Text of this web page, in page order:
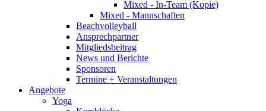
Mixed - In-Team (Kopie)
Mixed - Mannschaften
Beachvolleyball
Ansprechpartner
Mitgliedsbeitrag
News und Berichte
Sponsoren
Termine + Veranstaltungen
Angebote
Yoga